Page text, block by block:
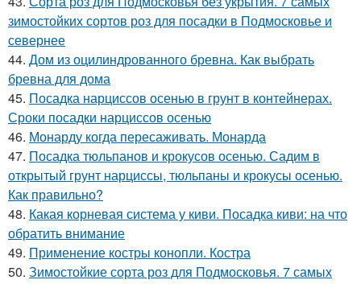
зимостойких сортов роз для посадки в Подмосковье и
севернее
44. Дом из оцилиндрованного бревна. Как выбрать
бревна для дома
45. Посадка нарциссов осенью в грунт в контейнерах.
Сроки посадки нарциссов осенью
46. Монарду когда пересаживать. Монарда
47. Посадка тюльпанов и крокусов осенью. Садим в
открытый грунт нарциссы, тюльпаны и крокусы осенью.
Как правильно?
48. Какая корневая система у киви. Посадка киви: на что
обратить внимание
49. Применение костры конопли. Костра
50. Зимостойкие сорта роз для Подмосковья. 7 самых